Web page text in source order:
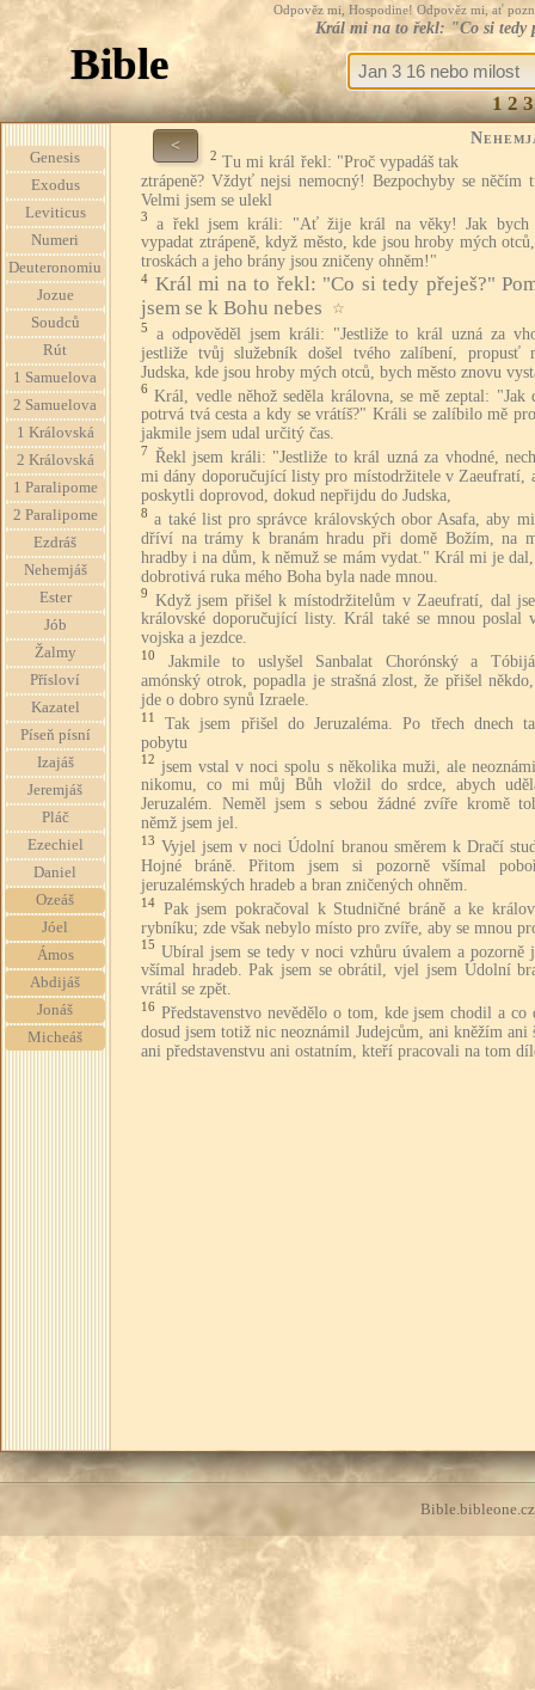
Odpověz mi, Hospodine! Odpověz mi, ať
Král mi na to řekl: "Co si tedy
Bible
1 2 3
Genesis
Exodus
Leviticus
Numeri
Deuteronomiu
Jozue
Soudců
Rút
1 Samuelova
2 Samuelova
1 Královská
2 Královská
1 Paralipome
2 Paralipome
Ezdráš
Nehemjáš
Ester
Jób
Žalmy
Přísloví
Kazatel
Píseň písní
Izajáš
Jeremjáš
Pláč
Ezechiel
Daniel
Ozeáš
Jóel
Ámos
Abdijáš
Jonáš
Micheáš
<
2 Tu mi král řekl: "Proč vypadáš tak
ztrápeně? Vždyť nejsi nemocný! Bezpochyby se něčím
Velmi jsem se ulekl
3
a řekl jsem králi: "Ať žije král na věky! Jak bych
vypadat ztrápeně, když město, kde jsou hroby mých
troskách a jeho brány jsou zničeny ohněm!"
4 Král mi na to řekl: "Co si tedy přeješ?"
jsem se k Bohu nebes
☆
5
a odpověděl jsem králi: "Jestliže to král uzná za
jestliže tvůj služebník došel tvého zalíbení, propusť
Judska, kde jsou hroby mých otců, bych město znovu
6 Král, vedle něhož seděla královna, se mě zeptal: "Jak
potrvá tvá cesta a kdy se vrátíš?" Králi se zalíbilo mě
jakmile jsem udal určitý čas.
7 Řekl jsem králi: "Jestliže to král uzná za vhodné,
mi dány doporučující listy pro místodržitele v Zaeufratí,
poskytli doprovod, dokud nepřijdu do Judska,
8 a také list pro správce královských obor Asafa, aby
dříví na trámy k branám hradu při domě Božím, na
hradby i na dům, k němuž se mám vydat." Král mi je
dobrotivá ruka mého Boha byla nade mnou.
9 Když jsem přišel k místodržitelům v Zaeufratí, dal
královské doporučující listy. Král také se mnou poslal
vojska a jezdce.
10
Jakmile to uslyšel Sanbalat Chorónský a
amónský otrok, popadla je strašná zlost, že přišel
jde o dobro synů Izraele.
11
Tak jsem přišel do Jeruzaléma. Po třech dnech
pobytu
12 jsem vstal v noci spolu s několika muži, ale
nikomu, co mi můj Bůh vložil do srdce, abych
Jeruzalém. Neměl jsem s sebou žádné zvíře kromě
němž jsem jel.
13 Vyjel jsem v noci Údolní branou směrem k Dračí
Hojné bráně. Přitom jsem si pozorně všímal
jeruzalémských hradeb a bran zničených ohněm.
14 Pak jsem pokračoval k Studničné bráně a ke
rybníku; zde však nebylo místo pro zvíře, aby se mnou
15 Ubíral jsem se tedy v noci vzhůru úvalem a pozorně
všímal hradeb. Pak jsem se obrátil, vjel jsem Údolní
vrátil se zpět.
16 Představenstvo nevědělo o tom, kde jsem chodil a co
dosud jsem totiž nic neoznámil Judejcům, ani kněžím ani
ani představenstvu ani ostatním, kteří pracovali na tom